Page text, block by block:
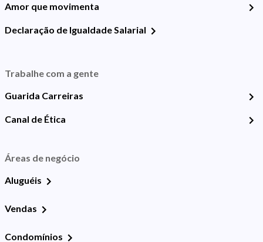
Amor que movimenta
Declaração de Igualdade Salarial
Trabalhe com a gente
Guarida Carreiras
Canal de Ética
Áreas de negócio
Aluguéis
Vendas
Condomínios